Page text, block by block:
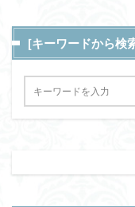
[キーワードから検